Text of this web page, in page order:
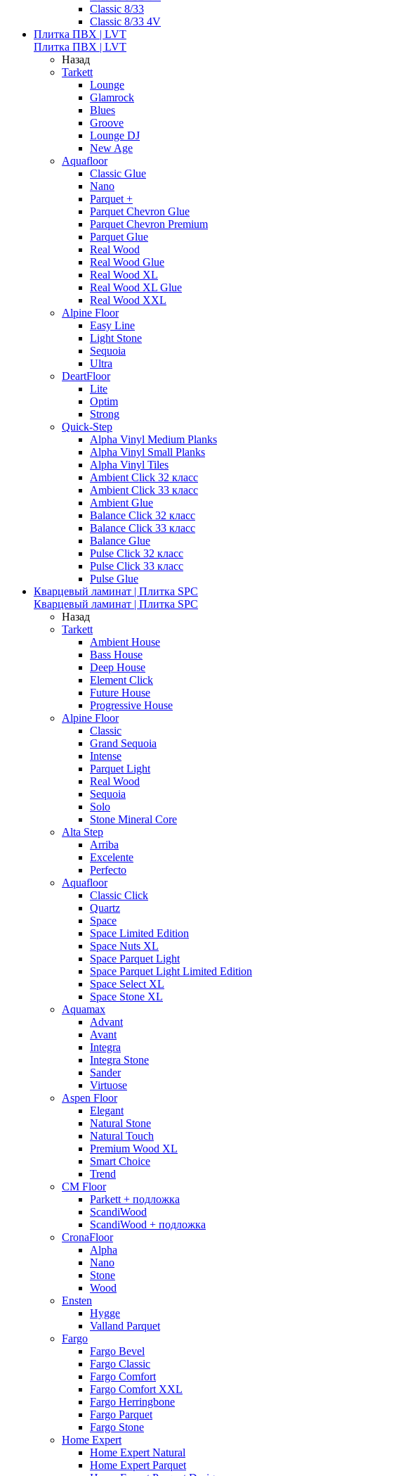
Classic 8/33
Classic 8/33 4V
Плитка ПВХ | LVT
Плитка ПВХ | LVT
Назад
Tarkett
Lounge
Glamrock
Blues
Groove
Lounge DJ
New Age
Aquafloor
Classic Glue
Nano
Parquet +
Parquet Chevron Glue
Parquet Chevron Premium
Parquet Glue
Real Wood
Real Wood Glue
Real Wood XL
Real Wood XL Glue
Real Wood XXL
Alpine Floor
Easy Line
Light Stone
Sequoia
Ultra
DeartFloor
Lite
Optim
Strong
Quick-Step
Alpha Vinyl Medium Planks
Alpha Vinyl Small Planks
Alpha Vinyl Tiles
Ambient Click 32 класс
Ambient Click 33 класс
Ambient Glue
Balance Click 32 класс
Balance Click 33 класс
Balance Glue
Pulse Click 32 класс
Pulse Click 33 класс
Pulse Glue
Кварцевый ламинат | Плитка SPC
Кварцевый ламинат | Плитка SPC
Назад
Tarkett
Ambient House
Bass House
Deep House
Element Click
Future House
Progressive House
Alpine Floor
Classic
Grand Sequoia
Intense
Parquet Light
Real Wood
Sequoia
Solo
Stone Mineral Core
Alta Step
Arriba
Excelente
Perfecto
Aquafloor
Classic Click
Quartz
Space
Space Limited Edition
Space Nuts XL
Space Parquet Light
Space Parquet Light Limited Edition
Space Select XL
Space Stone XL
Aquamax
Advant
Avant
Integra
Integra Stone
Sander
Virtuose
Aspen Floor
Elegant
Natural Stone
Natural Touch
Premium Wood XL
Smart Choice
Trend
CM Floor
Parkett + подложка
ScandiWood
ScandiWood + подложка
CronaFloor
Alpha
Nano
Stone
Wood
Ensten
Hygge
Valland Parquet
Fargo
Fargo Bevel
Fargo Classic
Fargo Comfort
Fargo Comfort XXL
Fargo Herringbone
Fargo Parquet
Fargo Stone
Home Expert
Home Expert Natural
Home Expert Parquet